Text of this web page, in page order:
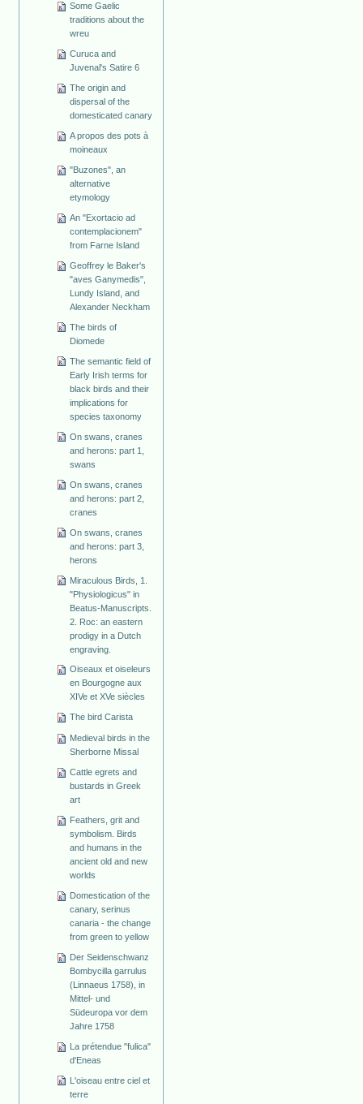
Some Gaelic
traditions about the
wreu
Curuca and
Juvenal's Satire 6
The origin and
dispersal of the
domesticated canary
A propos des pots à
moineaux
"Buzones", an
alternative
etymology
An "Exortacio ad
contemplacionem"
from Farne Island
Geoffrey le Baker's
"aves Ganymedis",
Lundy Island, and
Alexander Neckham
The birds of
Diomede
The semantic field of
Early Irish terms for
black birds and their
implications for
species taxonomy
On swans, cranes
and herons: part 1,
swans
On swans, cranes
and herons: part 2,
cranes
On swans, cranes
and herons: part 3,
herons
Miraculous Birds, 1.
"Physiologicus" in
Beatus-Manuscripts.
2. Roc: an eastern
prodigy in a Dutch
engraving.
Oiseaux et oiseleurs
en Bourgogne aux
XIVe et XVe siècles
The bird Carista
Medieval birds in the
Sherborne Missal
Cattle egrets and
bustards in Greek
art
Feathers, grit and
symbolism. Birds
and humans in the
ancient old and new
worlds
Domestication of the
canary, serinus
canaria - the change
from green to yellow
Der Seidenschwanz
Bombycilla garrulus
(Linnaeus 1758), in
Mittel- und
Südeuropa vor dem
Jahre 1758
La prétendue "fulica"
d'Eneas
L'oiseau entre ciel et
terre